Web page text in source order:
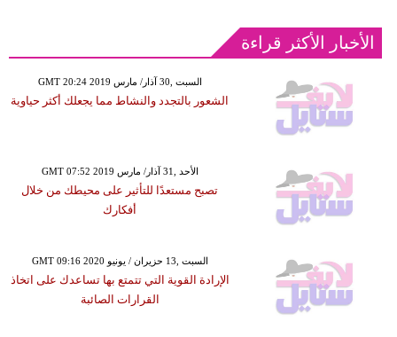
الأخبار الأكثر قراءة
GMT 20:24 2019 السبت ,30 آذار/ مارس
الشعور بالتجدد والنشاط مما يجعلك أكثر حياوية
GMT 07:52 2019 الأحد ,31 آذار/ مارس
تصبح مستعدًا للتأثير على محيطك من خلال
أفكارك
GMT 09:16 2020 السبت ,13 حزيران / يونيو
الإرادة القوية التي تتمتع بها تساعدك على اتخاذ
القرارات الصائبة